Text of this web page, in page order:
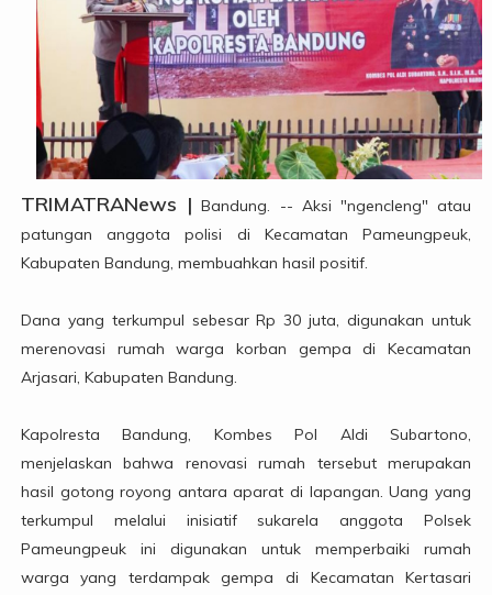
TRIMATRANews | Bandung. -- Aksi "ngencleng" atau
patungan anggota polisi di Kecamatan Pameungpeuk,
Kabupaten Bandung, membuahkan hasil positif.
Dana yang terkumpul sebesar Rp 30 juta, digunakan untuk
merenovasi rumah warga korban gempa di Kecamatan
Arjasari, Kabupaten Bandung.
Kapolresta Bandung, Kombes Pol Aldi Subartono,
menjelaskan bahwa renovasi rumah tersebut merupakan
hasil gotong royong antara aparat di lapangan. Uang yang
terkumpul melalui inisiatif sukarela anggota Polsek
Pameungpeuk ini digunakan untuk memperbaiki rumah
warga yang terdampak gempa di Kecamatan Kertasari